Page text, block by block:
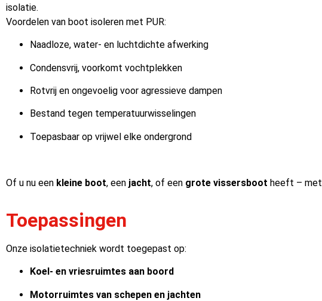
isolatie.
Voordelen van boot isoleren met PUR:
Naadloze, water- en luchtdichte afwerking
Condensvrij, voorkomt vochtplekken
Rotvrij en ongevoelig voor agressieve dampen
Bestand tegen temperatuurwisselingen
Toepasbaar op vrijwel elke ondergrond
Of u nu een kleine boot, een jacht, of een grote vissersboot heeft – met
Toepassingen
Onze isolatietechniek wordt toegepast op:
Koel- en vriesruimtes aan boord
Motorruimtes van schepen en jachten